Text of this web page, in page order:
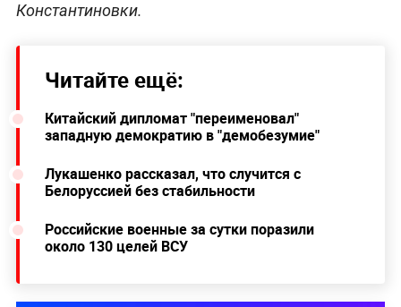
Константиновки.
Читайте ещё:
Китайский дипломат "переименовал"
западную демократию в "демобезумие"
Лукашенко рассказал, что случится с
Белоруссией без стабильности
Российские военные за сутки поразили
около 130 целей ВСУ